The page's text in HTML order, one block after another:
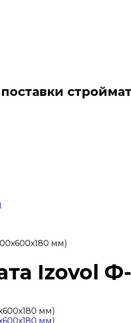
мм)
Izovol